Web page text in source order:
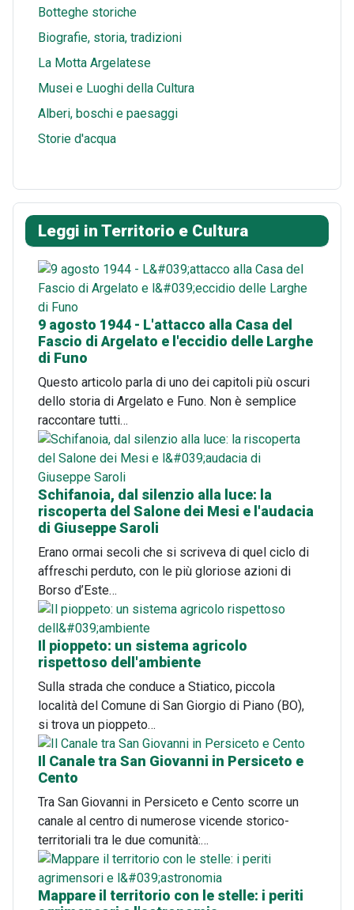
Botteghe storiche
Biografie, storia, tradizioni
La Motta Argelatese
Musei e Luoghi della Cultura
Alberi, boschi e paesaggi
Storie d'acqua
Leggi in Territorio e Cultura
9 agosto 1944 - L'attacco alla Casa del
Fascio di Argelato e l'eccidio delle Larghe
di Funo
Questo articolo parla di uno dei capitoli più oscuri
dello storia di Argelato e Funo. Non è semplice
raccontare tutti…
Schifanoia, dal silenzio alla luce: la
riscoperta del Salone dei Mesi e l'audacia
di Giuseppe Saroli
Erano ormai secoli che si scriveva di quel ciclo di
affreschi perduto, con le più gloriose azioni di
Borso d’Este…
Il pioppeto: un sistema agricolo
rispettoso dell'ambiente
Sulla strada che conduce a Stiatico, piccola
località del Comune di San Giorgio di Piano (BO),
si trova un pioppeto…
Il Canale tra San Giovanni in Persiceto e
Cento
Tra San Giovanni in Persiceto e Cento scorre un
canale al centro di numerose vicende storico-
territoriali tra le due comunità:…
Mappare il territorio con le stelle: i periti